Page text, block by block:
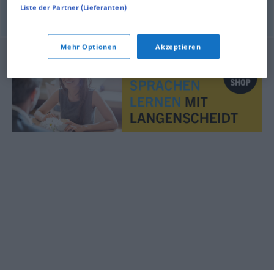
Liste der Partner (Lieferanten)
Mehr Optionen Akzeptieren